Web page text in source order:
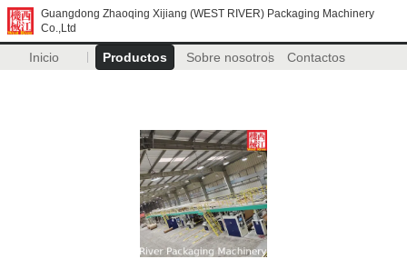
Guangdong Zhaoqing Xijiang (WEST RIVER) Packaging Machinery
Co.,Ltd
Inicio Productos Sobre nosotros Contactos